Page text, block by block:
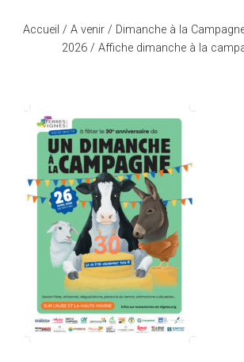
Accueil / A venir / Dimanche à la
2026 / Affiche dimanche à la